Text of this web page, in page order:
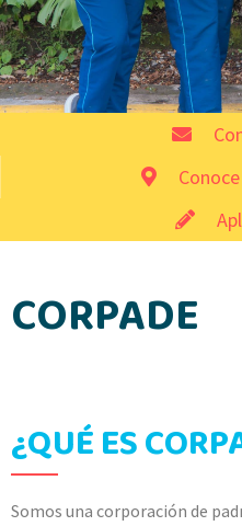
CORPADE
¿QUÉ ES
Somos una corporación de